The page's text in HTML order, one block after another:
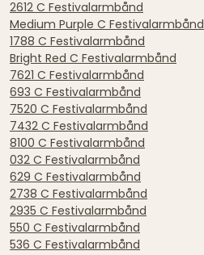
2612 C Festivalarmbånd
Medium Purple C Festivalarmbånd
1788 C Festivalarmbånd
Bright Red C Festivalarmbånd
7621 C Festivalarmbånd
693 C Festivalarmbånd
7520 C Festivalarmbånd
7432 C Festivalarmbånd
8100 C Festivalarmbånd
032 C Festivalarmbånd
629 C Festivalarmbånd
2738 C Festivalarmbånd
2935 C Festivalarmbånd
550 C Festivalarmbånd
536 C Festivalarmbånd